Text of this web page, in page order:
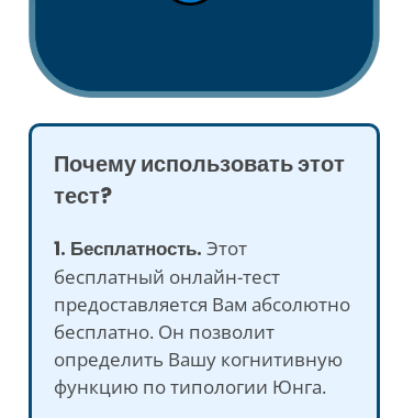
Почему использовать этот
тест?
1. Бесплатность. Этот
бесплатный онлайн-тест
предоставляется Вам абсолютно
бесплатно. Он позволит
определить Вашу когнитивную
функцию по типологии Юнга.